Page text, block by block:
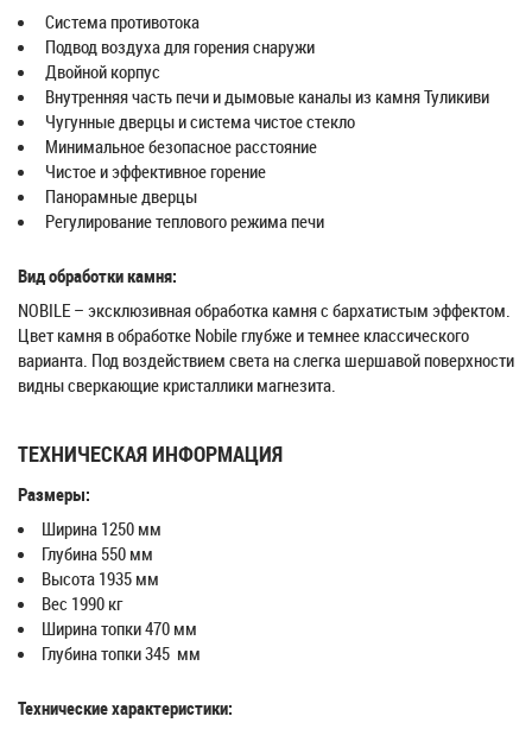
Система противотока
Подвод воздуха для горения снаружи
Двойной корпус
Внутренняя часть печи и дымовые каналы из камня Туликиви
Чугунные дверцы и система чистое стекло
Минимальное безопасное расстояние
Чистое и эффективное горение
Панорамные дверцы
Регулирование теплового режима печи
Вид обработки камня:
NOBILE – эксклюзивная обработка камня с бархатистым эффектом.
Цвет камня в обработке Nobile глубже и темнее классического
варианта. Под воздействием света на слегка шершавой поверхности
видны сверкающие кристаллики магнезита.
ТЕХНИЧЕСКАЯ ИНФОРМАЦИЯ
Размеры:
Ширина 1250 мм
Глубина 550 мм
Высота 1935 мм
Вес 1990 кг
Ширина топки 470 мм
Глубина топки 345 мм
Технические характеристики: